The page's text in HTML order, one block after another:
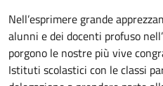
Nell’esprimere grande
alunni e dei docenti profuso
porgono le nostre più vive
Istituti scolastici con le classi